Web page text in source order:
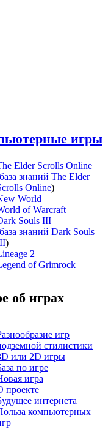
игры
Elder Scrolls Online
база знаний The Elder
Online)
World
of Warcraft
Souls III
база знаний Dark Souls
)
2
of Grimrock
об играх
игр
стилистики
или 2D игры
по игре
игра
проекте
интернета
компьютерных